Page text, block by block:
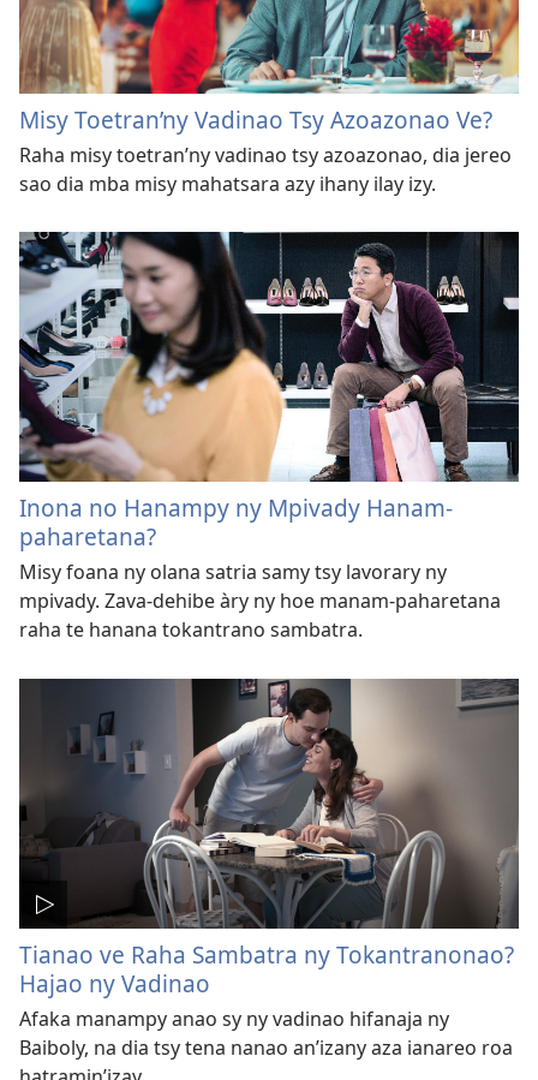
Misy Toetran’ny Vadinao Tsy Azoazonao Ve?
Raha misy toetran’ny vadinao tsy azoazonao, dia jereo
sao dia mba misy mahatsara azy ihany ilay izy.
Inona no Hanampy ny Mpivady Hanam-
paharetana?
Misy foana ny olana satria samy tsy lavorary ny
mpivady. Zava-dehibe àry ny hoe manam-paharetana
raha te hanana tokantrano sambatra.
Tianao ve Raha Sambatra ny Tokantranonao?
Hajao ny Vadinao
Afaka manampy anao sy ny vadinao hifanaja ny
Baiboly, na dia tsy tena nanao an’izany aza ianareo roa